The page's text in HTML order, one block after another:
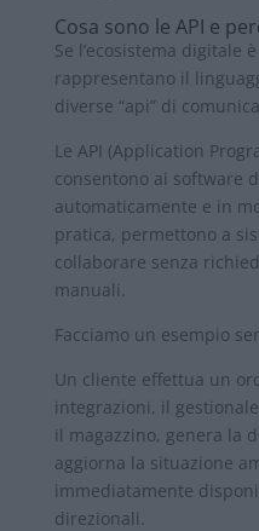
Cosa sono le API e
Se l’ecosistema digitale
rappresentano il
diverse “api” di
Le API (Application
consentono ai software
automaticamente e in
pratica, permettono a
collaborare senza
manuali.
Facciamo un esempio
Un cliente effettua un
integrazioni, il
il magazzino, genera la
aggiorna la situazione
immediatamente
direzionali.